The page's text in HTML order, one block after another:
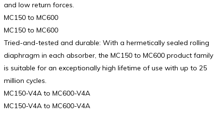
and low return forces.
MC150 to MC600
MC150 to MC600
Tried-and-tested and durable: With a hermetically sealed rolling
diaphragm in each absorber, the MC150 to MC600 product family
is suitable for an exceptionally high lifetime of use with up to 25
million cycles.
MC150-V4A to MC600-V4A
MC150-V4A to MC600-V4A